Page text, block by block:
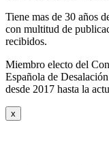
Tiene mas de 30 años
con multitud de
recibidos.
Miembro electo del
Española de
desde 2017 hasta la
x